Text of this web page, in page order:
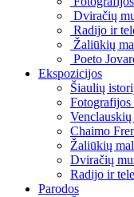
Dviračių
Radijo ir
Žaliūkių
Poeto
Ekspozicijos
Šiaulių
Fotografijos
Chaimo
Žaliūkių
Dviračių
Radijo ir
Parodos